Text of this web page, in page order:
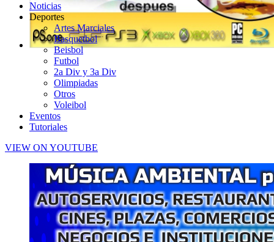
Noticias
Deportes
Artes Marciales
Basquetbol
Beisbol
Futbol
2a Div y 3a Div
Olimpiadas
Otros
Voleibol
Eventos
Tutoriales
VIEW ON YOUTUBE